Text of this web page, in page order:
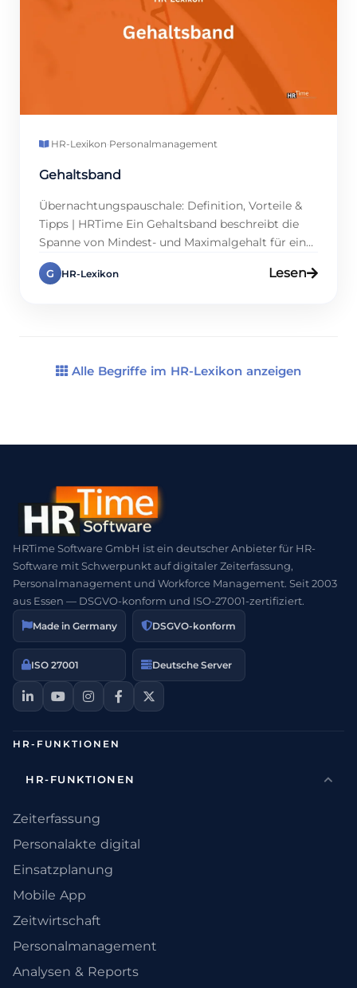
HR-Lexikon·Personalmanagement
Gehaltsband
Übernachtungspauschale: Definition, Vorteile &
Tipps | HRTime Ein Gehaltsband beschreibt die
Spanne von Mindest- und Maximalgehalt für eine
Position. Damit schaffen Unternehmen Struktur,
Transparenz und Vergleichbarkeit.
ein Gehaltsband, Budgets zu kontrollieren. Zum
G HR-Lexikon Lesen
Alle Begriffe im HR-Lexikon anzeigen
HRTime Software GmbH ist ein deutscher Anbieter für HR-
Software mit Schwerpunkt auf digitaler Zeiterfassung,
Personalmanagement und Workforce Management. Seit 2003
aus Essen — DSGVO-konform und ISO-27001-zertifiziert.
Made in Germany DSGVO-konform
ISO 27001 Deutsche Server
HR-FUNKTIONEN
HR-FUNKTIONEN
Zeiterfassung
Personalakte digital
Einsatzplanung
Mobile App
Zeitwirtschaft
Personalmanagement
Analysen & Reports